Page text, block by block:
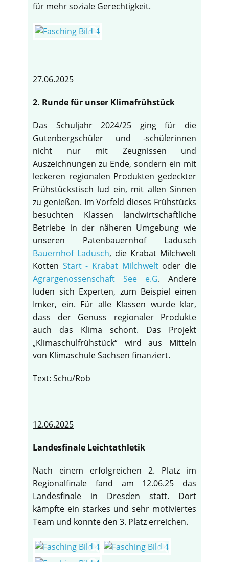
für mehr soziale Gerechtigkeit.
27.06.2025
2. Runde für unser Klimafrühstück
Das Schuljahr 2024/25 ging für die
Gutenbergschüler und -schülerinnen
nicht nur mit Zeugnissen und
Auszeichnungen zu Ende, sondern ein mit
leckeren regionalen Produkten gedeckter
Frühstückstisch lud ein, mit allen Sinnen
zu genießen. Im Vorfeld dieses Frühstücks
besuchten Klassen landwirtschaftliche
Betriebe in der näheren Umgebung wie
unseren Patenbauernhof Ladusch
Bauernhof Ladusch, die Krabat Milchwelt
Kotten Start - Krabat Milchweltoder die
Agrargenossenschaft See e.G. Andere
luden sich Experten, zum Beispiel einen
Imker, ein. Für alle Klassen wurde klar,
dass der Genuss regionaler Produkte
auch das Klima schont. Das Projekt
„Klimaschulfrühstück“ wird aus Mitteln
von Klimaschule Sachsen finanziert.
Text: Schu/Rob
12.06.2025
Landesfinale Leichtathletik
Nach einem erfolgreichen 2. Platz im
Regionalfinale fand am 12.06.25 das
Landesfinale in Dresden statt. Dort
kämpfte ein starkes und sehr motiviertes
Team und konnte den 3. Platz erreichen.